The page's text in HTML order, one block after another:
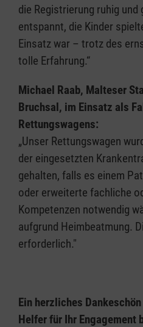
die Registrierung ruhig und
entspannt, die Kinder
Einsatz war – trotz des
tolle Erfahrung.“
Michael Raab, Malteser
Bruchsal, im Einsatz als
Rettungswagens:
„Unser Rettungswagen
der eingesetzten
gehalten, falls es einem
oder erweiterte fachliche
Kompetenzen notwendig
aufgrund Heimbeatmung.
erforderlich."
Ein herzliches
Helfer für Ihr Engagement